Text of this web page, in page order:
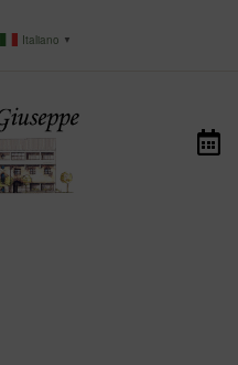
Italiano ▼